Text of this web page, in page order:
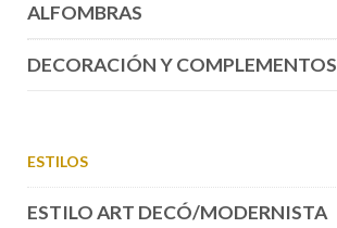
ALFOMBRAS
DECORACIÓN Y COMPLEMENTOS
ESTILOS
ESTILO ART DECÓ/MODERNISTA